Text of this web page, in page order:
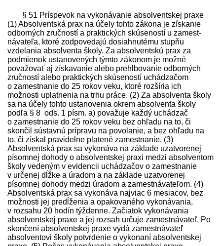
§ 51 Príspevok na vykonávanie absolventskej praxe
(1) Absolventská prax na účely tohto zákona je získanie
odborných zručností a praktických skúseností u zamest­
návateľa, ktoré zodpovedajú dosiahnutému stupňu
vzdelania absolventa školy. Za absolventskú prax za
podmienok ustanovených týmto zákonom je možné
považovať aj získavanie alebo prehlbovanie odborných
zručností alebo praktických skúseností uchádzačom
o zamestnanie do 25 rokov veku, ktoré rozšíria ich
možnosti uplatnenia na trhu práce. (2) Za absolventa školy
sa na účely tohto ustanovenia okrem absolventa školy
podľa § 8 ods. 1 písm. a) považuje každý uchádzač
o zamestnanie do 25 rokov veku bez ohľadu na to, či
skončil sústavnú prípravu na povolanie, a bez ohľadu na
to, či získal pravidelne platené zamestnanie. (3)
Absolventská prax sa vykonáva na základe uzatvorenej
písomnej dohody o absolventskej praxi medzi absolventom
školy vedeným v evidencii uchádzačov o zamestnanie
v určenej dĺžke a úradom a na základe uzatvorenej
písomnej dohody medzi úradom a zamest­návateľom. (4)
Absolventská prax sa vykonáva najviac 6 mesiacov, bez
možnosti jej predĺženia a opakovaného vykonávania,
v rozsahu 20 hodín týždenne. Začiatok vykonávania
absolventskej praxe a jej rozsah určuje zamest­návateľ. Po
skončení absolventskej praxe vydá zamest­návateľ
absolventovi školy potvrdenie o vykonaní absolventskej